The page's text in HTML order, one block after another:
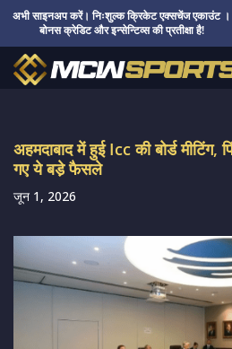
अभी साइनअप करें। निःशुल्क क्रिकेट एक्सचेंज एकाउंट ।
बोनस क्रेडिट और इन्सेन्टिव्स की प्रतीक्षा है!
अहमदाबाद में हुई Icc की बोर्ड
गए ये बडे़ फैसले
जून 1, 2026